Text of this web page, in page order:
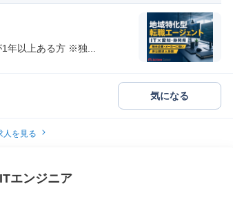
年以上ある方 ※独...
気になる
人を見る
エンジニア